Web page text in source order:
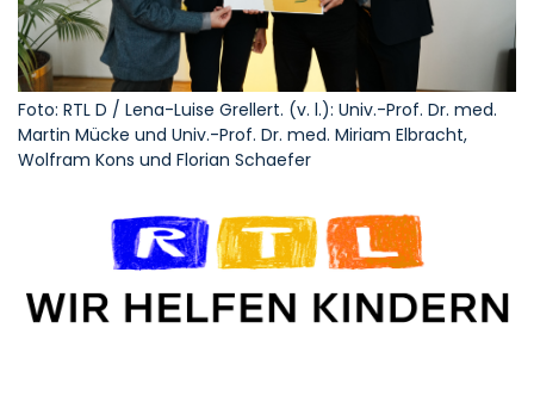
Foto: RTL D / Lena-Luise Grellert. (v. l.): Univ.-Prof. Dr. med.
Martin Mücke und Univ.-Prof. Dr. med. Miriam Elbracht,
Wolfram Kons und Florian Schaefer